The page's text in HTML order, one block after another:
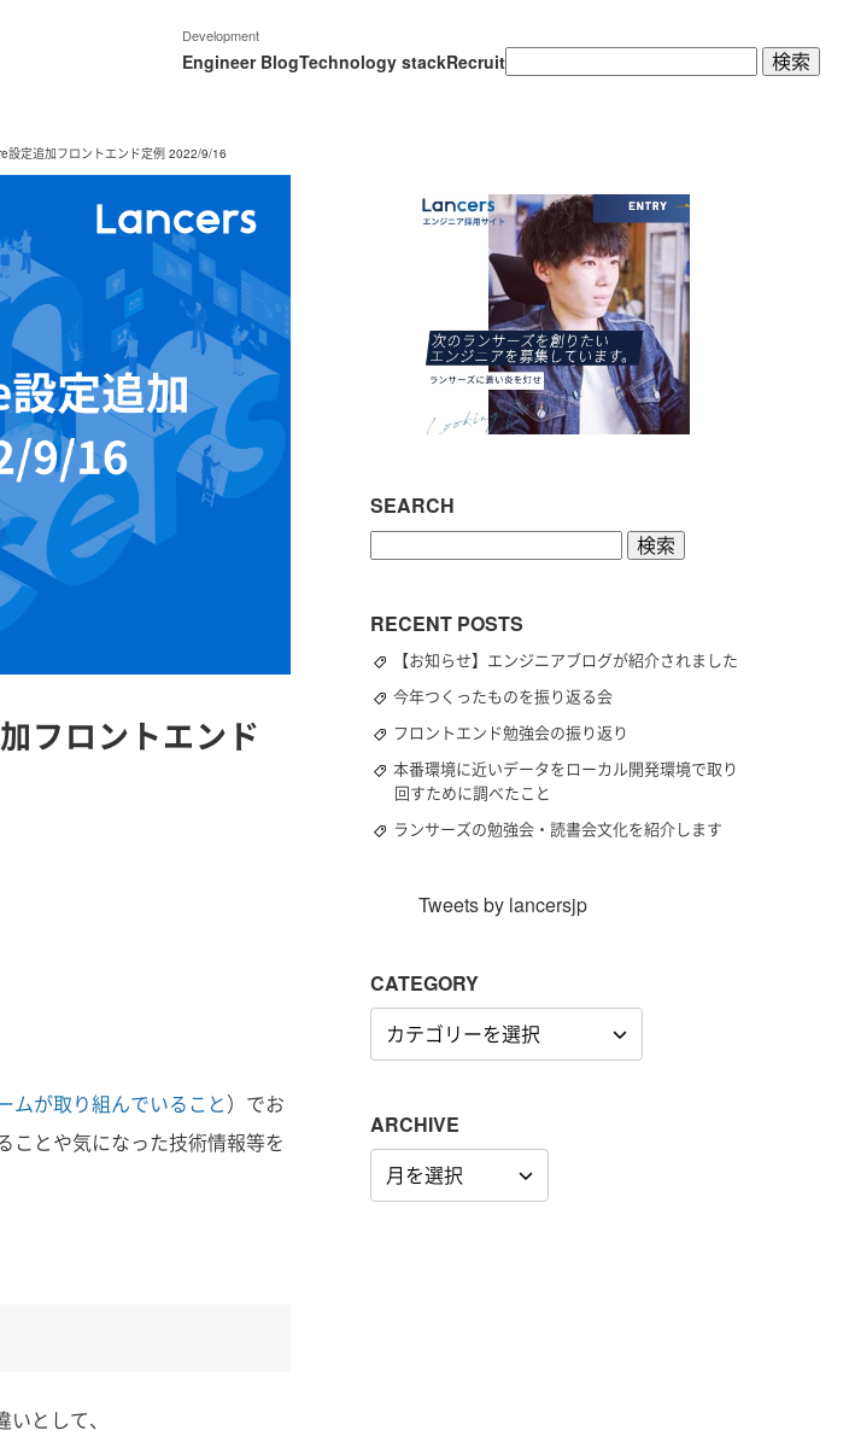
Development
Engineer BlogTechnology stackRecruit検
索:
設定追加フロントエンド定例 2022/9/16
フロントエンド
ムが取り組んでいること）でお
ことや気になった技術情報等を
として、
SEARCH
RECENT POSTS
【お知らせ】エンジニアブログが紹介されました
今年つくったものを振り返る会
フロントエンド勉強会の振り返り
本番環境に近いデータをローカル開発環境で取り
回すために調べたこと
ランサーズの勉強会・読書会文化を紹介します
Tweets by lancersjp
CATEGORY
CATEGORY
ARCHIVE
ARCHIVE